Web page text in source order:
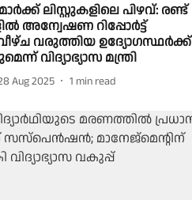
മാർക്ക് ലിസ്റ്റുകളിലെ പിഴവ്: രണ്ട്
അന്വേഷണ റിപ്പോർട്ട്
വരുത്തിയ ഉദ്യോഗസ്ഥർക്ക്
വിദ്യാഭ്യാസ മന്ത്രി
Aug 2025 1 min read